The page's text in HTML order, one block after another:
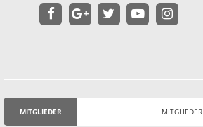
MITGLIEDER MITGLIEDER